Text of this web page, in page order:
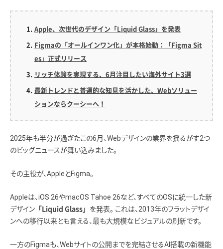
Apple、次世代のデザイン「Liquid Glass」を発表
Figmaの「オールインワン化」が本格始動：「Figma Sit
es」正式リリース
リッチ体験を実現する、6月注目したい海外サイト3選
最新トレンドと普遍的な知見を活かした、Webソリュー
ションならクーシーへ！
2025年も半分が過ぎたこの6月、Webデザインの業界を揺るがす2つ
のビッグニュースが舞い込みました。
その主役が、AppleとFigma。
Appleは、iOS 26やmacOS Tahoe 26など、すべてのOSに統一した新
デザイン 「Liquid Glass」 を発表。 これは、2013年のフラットデザイ
ンへの移行以来とも言える、最も大規模なビジュアルの刷新です。
一方のFigmaも、Webサイトの公開までを完結させるAI搭載の新機能